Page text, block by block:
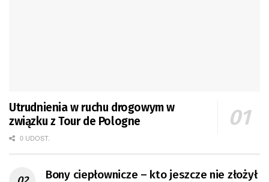
Utrudnienia w ruchu drogowym w
związku z Tour de Pologne
0 UDOST.
Bony ciepłownicze – kto jeszcze nie złożył